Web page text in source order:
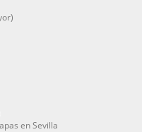
en Sevilla